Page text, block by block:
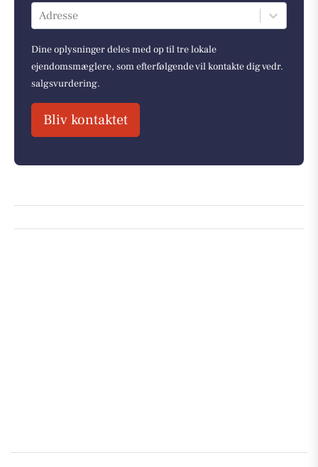
Adresse
Dine oplysninger deles med op til tre lokale
ejendomsmæglere, som efterfølgende vil kontakte dig vedr.
salgsvurdering.
Bliv kontaktet